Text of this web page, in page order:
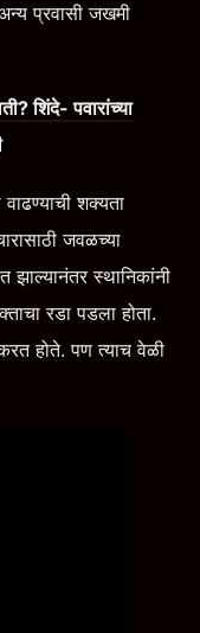
प्रवासी जखमी
शिंदे- पवारांच्या
शक्यता
जवळच्या
स्थानिकांनी
रडा पडला होता.
होते. पण त्याच वेळी